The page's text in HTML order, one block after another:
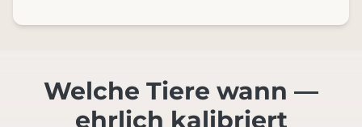
Welche Tiere wann —
ehrlich kalibriert